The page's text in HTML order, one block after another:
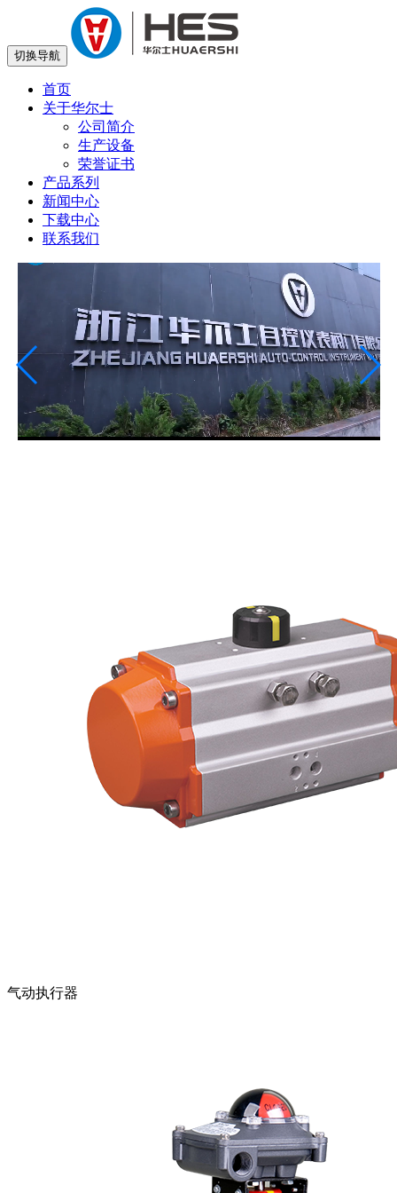
切换导航
首页
关于华尔士
公司简介
生产设备
荣誉证书
产品系列
新闻中心
下载中心
联系我们
气动执行器